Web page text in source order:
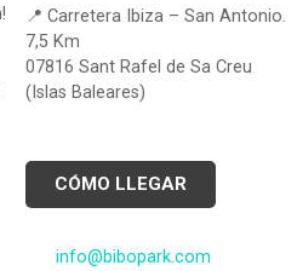
📍 Carretera Ibiza – San Antonio.
7,5 Km
07816 Sant Rafel de Sa Creu
(Islas Baleares)
CÓMO LLEGAR
info@bibopark.com